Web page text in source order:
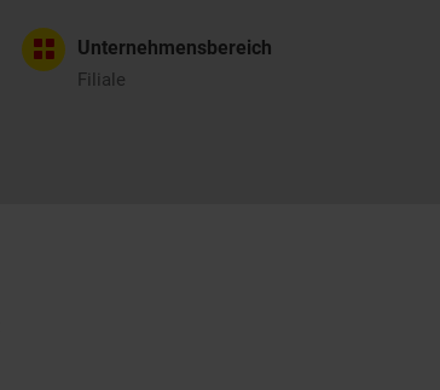
Unternehmensbereich
Filiale